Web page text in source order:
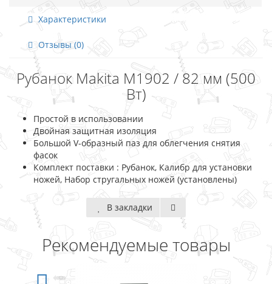
Характеристики
Отзывы (0)
Рубанок Makita M1902 / 82 мм (500
Вт)
Простой в использовании
Двойная защитная изоляция
Большой V-образный паз для облегчения снятия
фасок
Комплект поставки : Рубанок, Калибр для установки
ножей, Набор стругальных ножей (установлены)
В закладки
Рекомендуемые товары